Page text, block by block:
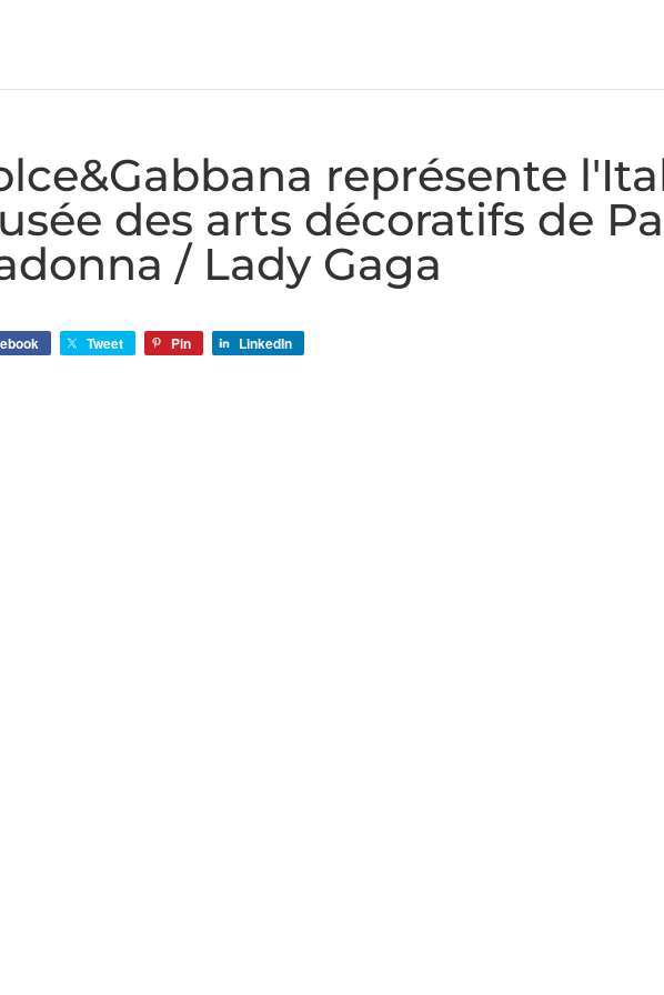
représente
des arts décoratifs de
/ Lady Gaga
Tweet Pin LinkedIn